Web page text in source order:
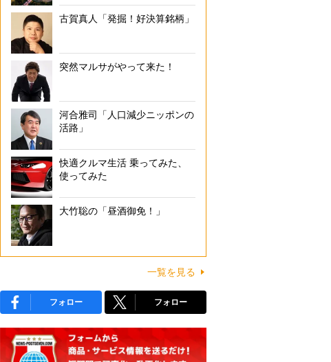
古賀真人「発掘！好決算銘柄」
突然マルサがやって来た！
河合雅司「人口減少ニッポンの
活路」
快適クルマ生活 乗ってみた、
使ってみた
大竹聡の「昼酒御免！」
一覧を見る
フォロー フォロー